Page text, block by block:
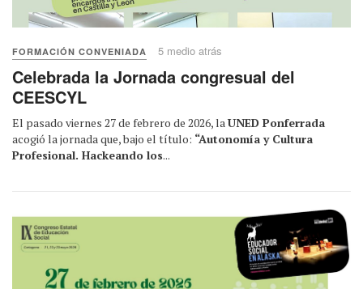
FORMACIÓN CONVENIADA 5 medio atrás
Celebrada la Jornada congresual del
CEESCYL
El pasado viernes 27 de febrero de 2026, laUNED Ponferrada
acogió la jornada que, bajo el título: “Autonomía y Cultura
Profesional. Hackeando los...